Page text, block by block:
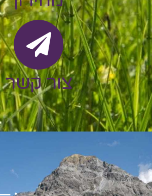
צור קשר